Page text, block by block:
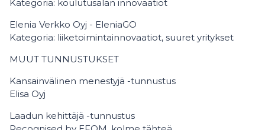
Kategoria: koulutusalan innovaatiot
Elenia Verkko Oyj - EleniaGO
Kategoria: liiketoimintainnovaatiot, suuret yritykset
MUUT TUNNUSTUKSET
Kansainvälinen menestyjä -tunnustus
Elisa Oyj
Laadun kehittäjä -tunnustus